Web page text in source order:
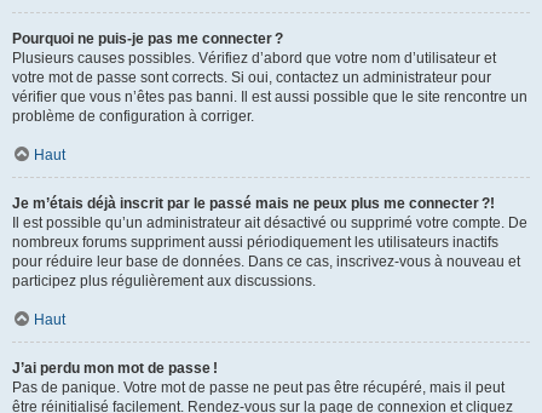
Pourquoi ne puis-je pas me connecter ?
Plusieurs causes possibles. Vérifiez d’abord que votre nom d’utilisateur et
votre mot de passe sont corrects. Si oui, contactez un administrateur pour
vérifier que vous n’êtes pas banni. Il est aussi possible que le site rencontre un
problème de configuration à corriger.
Haut
Je m’étais déjà inscrit par le passé mais ne peux plus me connecter ?!
Il est possible qu’un administrateur ait désactivé ou supprimé votre compte. De
nombreux forums suppriment aussi périodiquement les utilisateurs inactifs
pour réduire leur base de données. Dans ce cas, inscrivez-vous à nouveau et
participez plus régulièrement aux discussions.
Haut
J’ai perdu mon mot de passe !
Pas de panique. Votre mot de passe ne peut pas être récupéré, mais il peut
être réinitialisé facilement. Rendez-vous sur la page de connexion et cliquez